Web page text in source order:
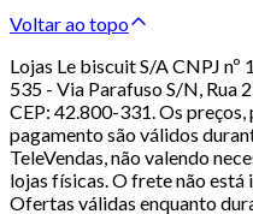
Voltar ao topo
Lojas Le biscuit S/A CNPJ
535 - Via Parafuso S/N, Rua
CEP: 42.800-331. Os
pagamento são válidos
TeleVendas, não valendo
lojas físicas. O frete não
Ofertas válidas enquanto